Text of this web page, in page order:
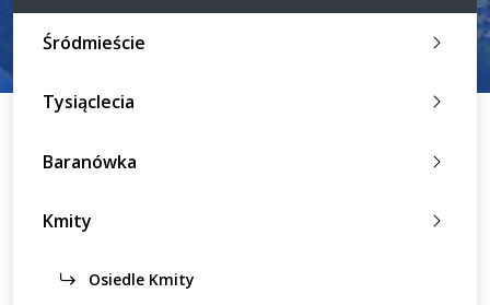
Śródmieście
Tysiąclecia
Baranówka
Kmity
Osiedle Kmity